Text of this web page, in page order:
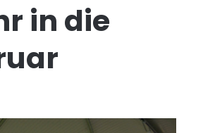
in die